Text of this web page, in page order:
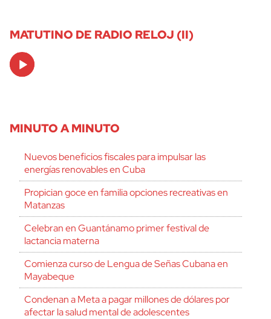
MATUTINO DE RADIO RELOJ (II)
Audio
Player
MINUTO A MINUTO
Nuevos beneficios fiscales para impulsar las
energías renovables en Cuba
Propician goce en familia opciones recreativas en
Matanzas
Celebran en Guantánamo primer festival de
lactancia materna
Comienza curso de Lengua de Señas Cubana en
Mayabeque
Condenan a Meta a pagar millones de dólares por
afectar la salud mental de adolescentes